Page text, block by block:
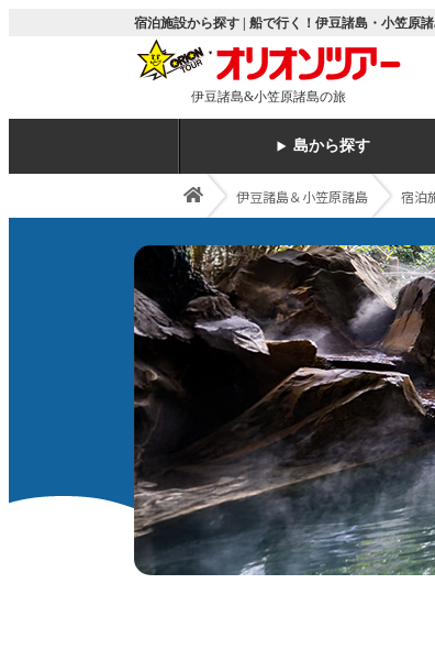
宿泊施設から探す | 船で行く！伊豆諸島・小笠原
伊豆諸島&小笠原諸島の旅
島から探す
伊豆諸島＆小笠原諸島 宿泊